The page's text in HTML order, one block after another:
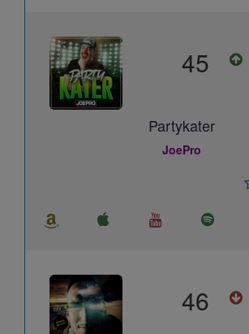
45
Partykater
JoePro
46